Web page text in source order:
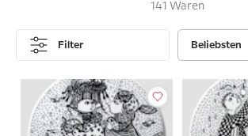
141 Waren
Filter Beliebsten